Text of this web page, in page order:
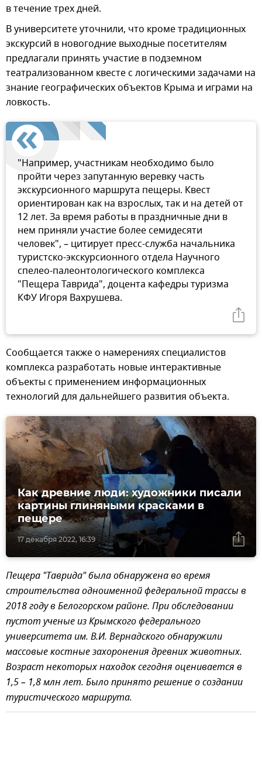
в течение трех дней.
В университете уточнили, что кроме традиционных
экскурсий в новогодние выходные посетителям
предлагали принять участие в подземном
театрализованном квесте с логическими задачами на
знание географических объектов Крыма и играми на
ловкость.
"Например, участникам необходимо было
пройти через запутанную веревку часть
экскурсионного маршрута пещеры. Квест
ориентирован как на взрослых, так и на детей от
12 лет. За время работы в праздничные дни в
нем приняли участие более семидесяти
человек", – цитирует пресс-служба начальника
туристско-экскурсионного отдела Научного
спелео-палеонтологического комплекса
"Пещера Таврида", доцента кафедры туризма
КФУ Игоря Вахрушева.
Сообщается также о намерениях специалистов
комплекса разработать новые интерактивные
объекты с применением информационных
технологий для дальнейшего развития объекта.
17 декабря 2022, 16:39
Как древние люди: художники писали
картины глиняными красками в
пещере
Пещера "Таврида" была обнаружена во время
строительства одноименной федеральной трассы в
2018 году в Белогорском районе. При обследовании
пустот ученые из Крымского федерального
университета им. В.И. Вернадского обнаружили
массовые костные захоронения древних животных.
Возраст некоторых находок сегодня оценивается в
1,5 – 1,8 млн лет. Было принято решение о создании
туристического маршрута.